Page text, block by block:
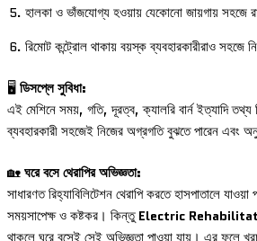
হালকা ও ভাঁজযোগ্য হওয়ায় যেকোনো জায়গায় সহজে
রিমোট কন্ট্রোল থাকায় বয়স্ক ব্যবহারকারীরাও সহজে
🖥️ ডিসপ্লে সুবিধা:
এই মেশিনে সময়, গতি, দূরত্ব, ক্যালরি বার্ন ইত্যাদি তথ্য
ব্যবহারকারী সহজেই নিজের অগ্রগতি বুঝতে পারেন এবং
🏡ঘরে বসে থেরাপির অভিজ্ঞতা:
সাধারণত রিহ্যাবিলিটেশন থেরাপি করতে হাসপাতালে
সময়সাপেক্ষ ও কষ্টকর। কিন্তুElectric
থাকলে ঘরে বসেই সেই অভিজ্ঞতা পাওয়া যায়। এর ফলে